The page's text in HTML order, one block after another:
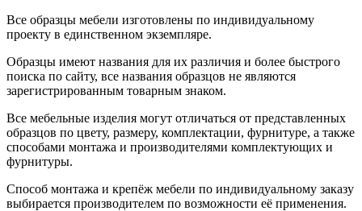
Все образцы мебели изготовлены по индивидуальному
проекту в единственном экземпляре.
Образцы имеют названия для их различия и более быстрого
поиска по сайту, все названия образцов не являются
зарегистрированным товарным знаком.
Все мебельные изделия могут отличаться от представленных
образцов по цвету, размеру, комплектации, фурнитуре, а также
способами монтажа и производителями комплектующих и
фурнитуры.
Способ монтажа и крепёж мебели по индивидуальному заказу
выбирается производителем по возможности её применения.